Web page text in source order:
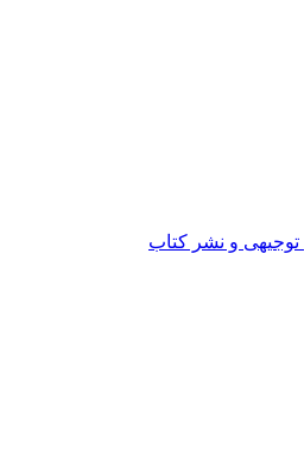
توجیهی و نشر کتاب